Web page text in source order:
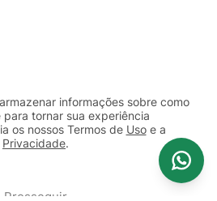
informações sobre como
para tornar sua experiência
os nossos Termos de Usoe a
Privacidade.
Prosseguir